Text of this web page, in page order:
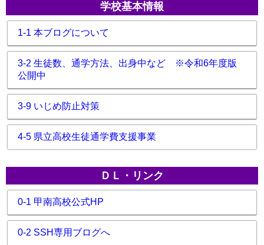
学校基本情報
1-1 本ブログについて
3-2 生徒数、通学方法、出身中など ※令和6年度版
公開中
3-9 いじめ防止対策
4-5 県立高校生徒通学費支援事業
ＤＬ・リンク
0-1 甲南高校公式HP
0-2 SSH専用ブログへ